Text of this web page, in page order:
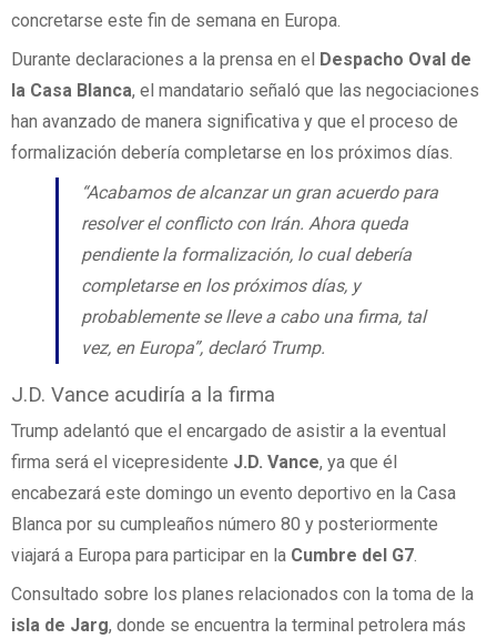
concretarse este fin de semana en Europa.
Durante declaraciones a la prensa en el
Despacho Oval de
la Casa Blanca, el mandatario señaló que las negociaciones
han avanzado de manera significativa y que el proceso de
formalización debería completarse en los próximos días.
“Acabamos de alcanzar un gran acuerdo para
resolver el conflicto con Irán. Ahora queda
pendiente la formalización, lo cual debería
completarse en los próximos días, y
probablemente se lleve a cabo una firma, tal
vez, en Europa”, declaró Trump.
J.D. Vance acudiría a la firma
Trump adelantó que el encargado de asistir a la eventual
firma será el vicepresidente J.D. Vance, ya que él
encabezará este domingo un evento deportivo en la Casa
Blanca por su cumpleaños número 80 y posteriormente
viajará a Europa para participar en la Cumbre del G7.
Consultado sobre los planes relacionados con la toma de la
isla de Jarg, donde se encuentra la terminal petrolera más